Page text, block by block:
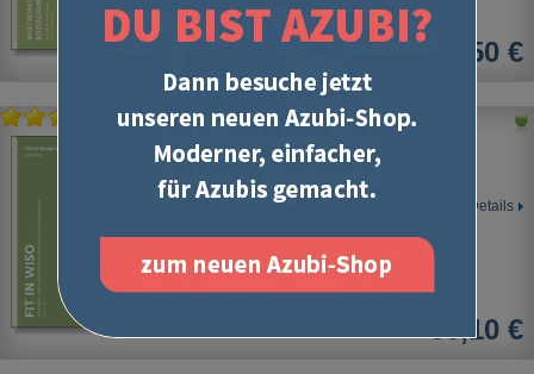
20,50 €
Wirtschafts- und Sozialkunde
Prüfungstrainer "Fit in WiSo"
für kaufmännische Berufe
Details
36,10 €